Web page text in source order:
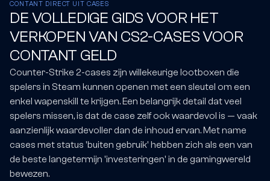
CONTANT DIRECT UIT CASES
DE VOLLEDIGE GIDS VOOR HET
VERKOPEN VAN CS2-CASES VOOR
CONTANT GELD
Counter-Strike 2-cases zijn willekeurige lootboxen die
spelers in Steam kunnen openen met een sleutel om een
enkel wapenskill te krijgen. Een belangrijk detail dat veel
spelers missen, is dat de case zelf ook waardevol is — vaak
aanzienlijk waardevoller dan de inhoud ervan. Met name
cases met status 'buiten gebruik' hebben zich als een van
de beste langetermijn 'investeringen' in de gamingwereld
bewezen.